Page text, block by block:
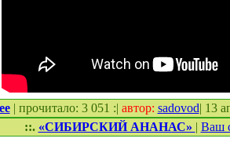
| прочитало: 3 051 :| автор: sadovod| 13
::. «СИБИРСКИЙ АНАНАС» | Ваш